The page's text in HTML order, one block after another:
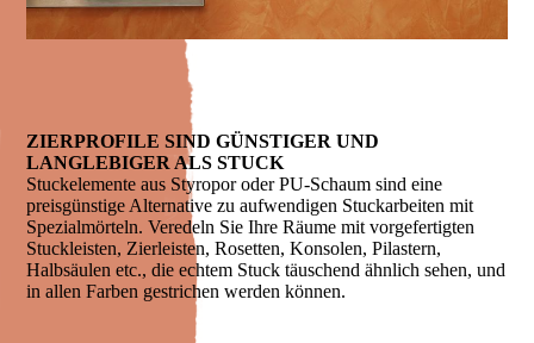
ZIERPROFILE SIND GÜNSTIGER UND
LANGLEBIGER ALS STUCK
Stuckelemente aus Styropor oder PU-Schaum sind eine
preisgünstige Alternative zu aufwendigen Stuckarbeiten mit
Spezialmörteln. Veredeln Sie Ihre Räume mit vorgefertigten
Stuckleisten, Zierleisten, Rosetten, Konsolen, Pilastern,
Halbsäulen etc., die echtem Stuck täuschend ähnlich sehen, und
in allen Farben gestrichen werden können.